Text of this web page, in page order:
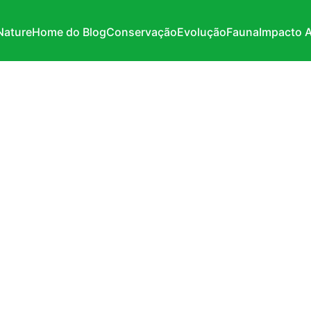
Home do BlogConservaçãoEvoluçãoFaunaImpacto